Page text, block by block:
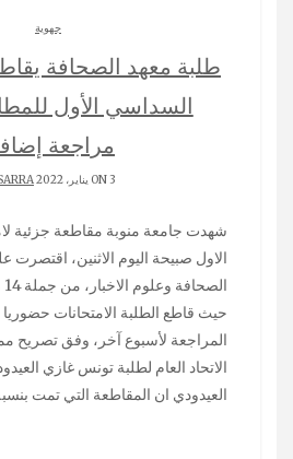
جهوية
طلبة معهد الصحافة
السداسي الأول
مراجعة
ON 3 يناير، 2022 BY
شهدت جامعة منوبة مقاطعة جزئية لامتحانات السداسي
الاول صبيحة اليوم الاثنين، اقتصرت
حيث قاطع الطلبة الامتحانات حضوريا
المراجعة لأسبوع آخر، وفق تصريح
الاتحاد العام لطلبة تونس غازي
العيدودي ان المقاطعة التي تمت بنسبة